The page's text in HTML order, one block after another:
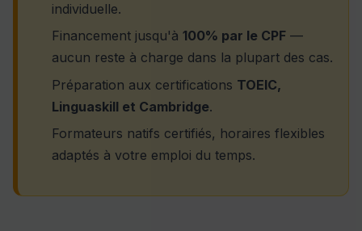
individuelle.
Financement jusqu'à 100% par le CPF —
aucun reste à charge dans la plupart des cas.
Préparation aux certifications TOEIC,
Linguaskill et Cambridge.
Formateurs natifs certifiés, horaires flexibles
adaptés à votre emploi du temps.